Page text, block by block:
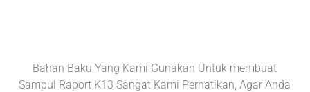
Bahan Baku Yang Kami Gunakan Untuk membuat
Sampul Raport K13 Sangat Kami Perhatikan, Agar Anda